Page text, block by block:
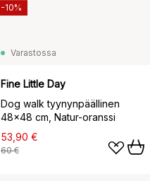
Varastossa
Fine Little Day
Dog walk tyynynpäällinen
48x48 cm, Natur-oranssi
53,90 €
60 €
-10%